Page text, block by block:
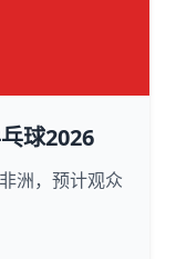
球2026
洲，预计观众